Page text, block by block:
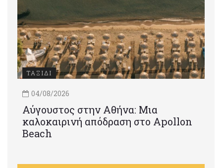
ΤΑΞΙΔΙ
04/08/2026
Αύγουστος στην Αθήνα: Μια
καλοκαιρινή απόδραση στο Apollon
Beach